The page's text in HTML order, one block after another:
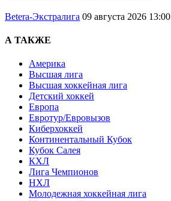
Betera-Экстралига 09 августа 2026 13:00
А ТАКЖЕ
Америка
Высшая лига
Высшая хоккейная лига
Детский хоккей
Европа
Евротур/Евровызов
Киберхоккей
Континентальный Кубок
Кубок Салея
КХЛ
Лига Чемпионов
НХЛ
Молодежная хоккейная лига